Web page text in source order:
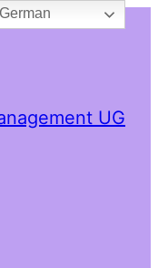
UG
German